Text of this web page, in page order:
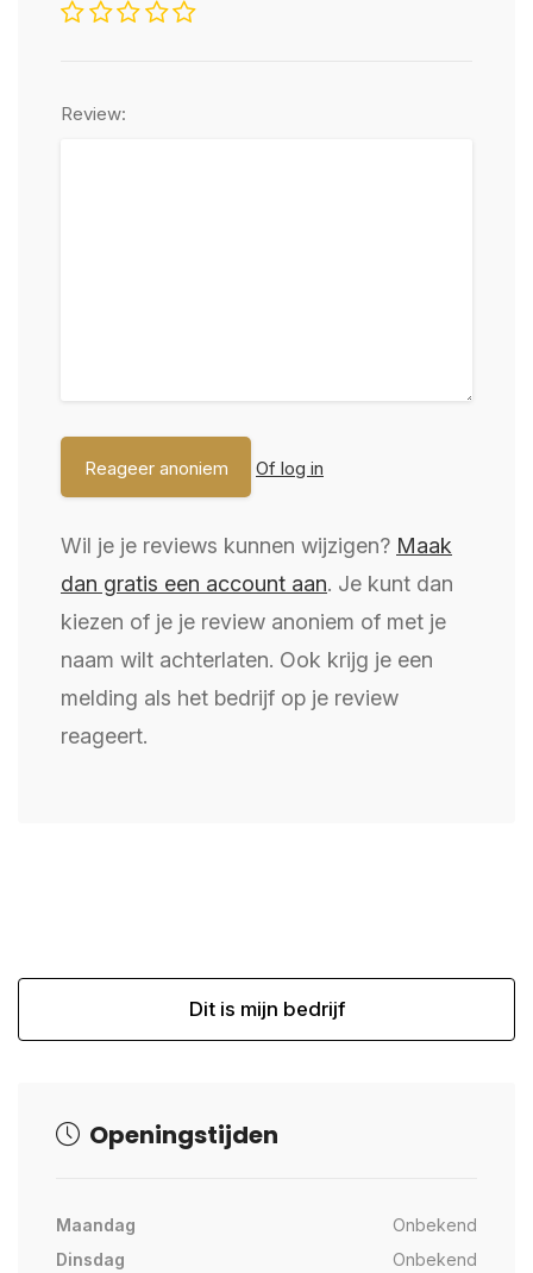
Review:
Of log in
Wil je je reviews kunnen wijzigen? Maak
dan gratis een account aan. Je kunt dan
kiezen of je je review anoniem of met je
naam wilt achterlaten. Ook krijg je een
melding als het bedrijf op je review
reageert.
Dit is mijn bedrijf
Openingstijden
Maandag
Onbekend
Dinsdag
Onbekend